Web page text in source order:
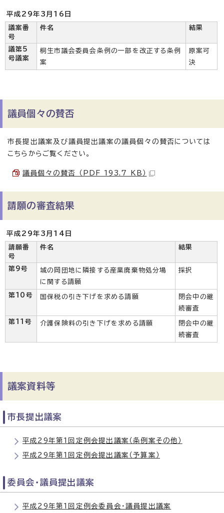
平成29年3月16日
議案番
号
件名 結果
議第5
号議案
桐生市議会委員会条例の一部を改正する条例
案
原案可
決
議員個々の賛否
市長提出議案及び議員提出議案の議員個々の賛否については
こちらからご覧ください。
議員個々の賛否 （PDF 193.7 KB）
請願の審査結果
平成29年3月14日
請願番
号
件名 結果
第9号
城の岡団地に隣接する産業廃棄物処分場
に関する請願
採択
第10号 国保税の引き下げを求める請願
閉会中の継
続審査
第11号 介護保険料の引き下げを求める請願
閉会中の継
続審査
議案資料等
市長提出議案
平成29年第1回定例会提出議案（条例案その他）
平成29年第1回定例会提出議案（予算案）
委員会・議員提出議案
平成29年第1回定例会委員会・議員提出議案